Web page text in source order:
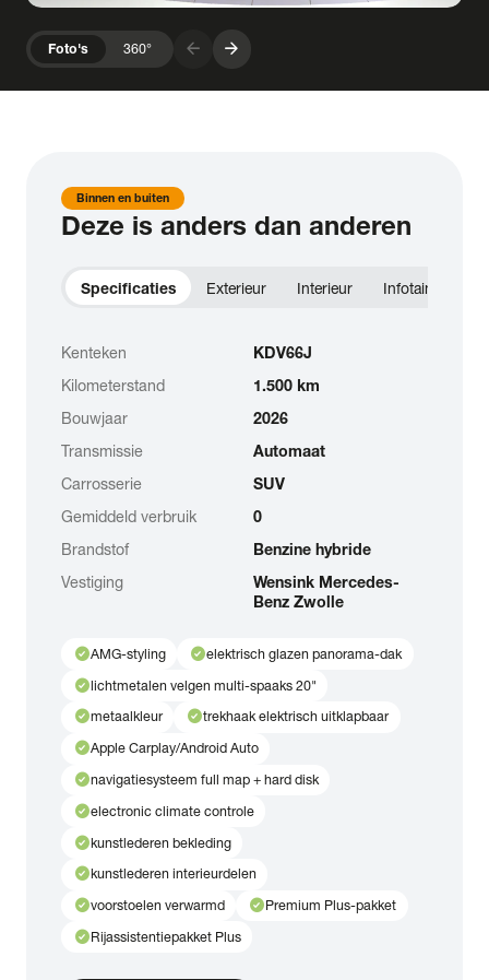
Foto's 360° arrow_forward arrow_forward
Binnen en buiten
Deze is anders dan anderen
Specificaties Exterieur Interieur Infotainment
Kenteken
KDV66J
Kilometerstand
1.500 km
Bouwjaar
2026
Transmissie
Automaat
Carrosserie
SUV
Gemiddeld verbruik
0
Brandstof
Benzine hybride
Vestiging
Wensink Mercedes-
Benz Zwolle
check_circleAMG-styling check_circleelektrisch glazen panorama-dak
check_circlelichtmetalen velgen multi-spaaks 20"
check_circlemetaalkleur check_circletrekhaak elektrisch uitklapbaar
check_circleApple Carplay/Android Auto
check_circlenavigatiesysteem full map + hard disk
check_circleelectronic climate controle
check_circlekunstlederen bekleding
check_circlekunstlederen interieurdelen
check_circlevoorstoelen verwarmd check_circlePremium Plus-pakket
check_circleRijassistentiepakket Plus